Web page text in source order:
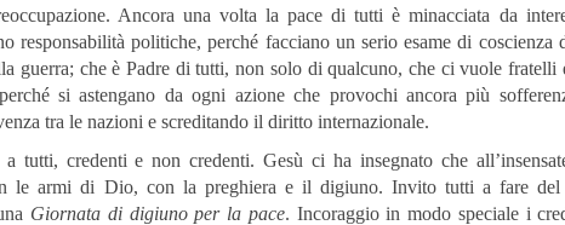
Ancora una volta la pace di tutti è minacciata da
responsabilità politiche, perché facciano un serio esame di coscienza
guerra; che è Padre di tutti, non solo di qualcuno, che ci vuole fratelli
si astengano da ogni azione che provochi ancora più
tra le nazioni e screditando il diritto internazionale.
tutti, credenti e non credenti. Gesù ci ha insegnato che
le armi di Dio, con la preghiera e il digiuno. Invito tutti a fare del
Giornata di digiuno per la pace. Incoraggio in modo speciale i